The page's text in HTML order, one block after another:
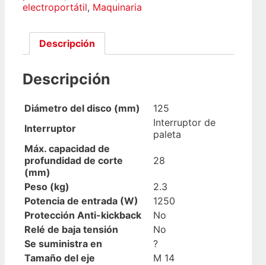
electroportátil, Maquinaria
Descripción
Descripción
Diámetro del disco (mm)
125
Interruptor
Interruptor de
paleta
Máx. capacidad de
profundidad de corte
(mm)
28
Peso (kg)
2.3
Potencia de entrada (W)
1250
Protección Anti-kickback
No
Relé de baja tensión
No
Se suministra en
?
Tamaño del eje
M 14